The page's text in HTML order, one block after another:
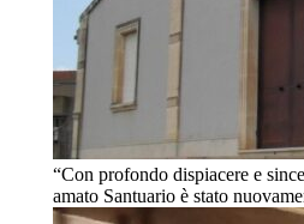
“Con profondo dispiacere e
amato Santuario è stato